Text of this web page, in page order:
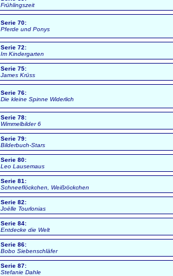
Frühlingszeit
Serie 70:
Pferde und Ponys
Serie 72:
Im Kindergarten
Serie 75:
James Krüss
Serie 76:
Die kleine Spinne Widerlich
Serie 78:
Wimmelbilder 6
Serie 79:
Bilderbuch-Stars
Serie 80:
Leo Lausemaus
Serie 81:
Schneeflöckchen, Weißröckchen
Serie 82:
Joëlle Tourlonias
Serie 84:
Entdecke die Welt
Serie 86:
Bobo Siebenschläfer
Serie 87:
Stefanie Dahle